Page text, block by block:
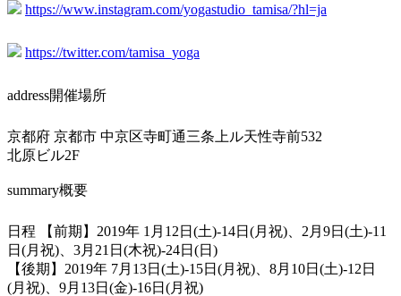
https://www.instagram.com/yogastudio_tamisa/?hl=ja
https://twitter.com/tamisa_yoga
address開催場所
京都府 京都市 中京区寺町通三条上ル天性寺前532
北原ビル2F
summary概要
日程 【前期】2019年 1月12日(土)-14日(月祝)、2月9日(土)-11
日(月祝)、3月21日(木祝)-24日(日)
【後期】2019年 7月13日(土)-15日(月祝)、8月10日(土)-12日
(月祝)、9月13日(金)-16日(月祝)